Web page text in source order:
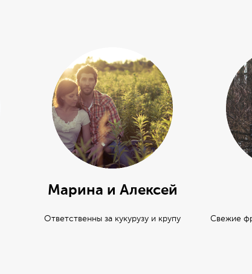
Марина и Алексей
Ответственны за кукурузу и крупу Свежие